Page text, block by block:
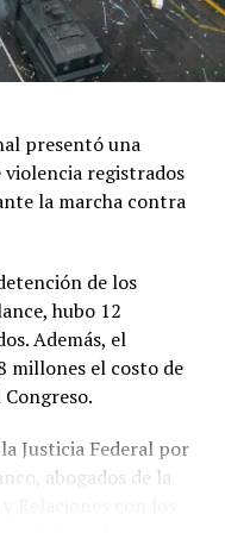
analiza el
además se solicita
obras hasta que
cuestionó el
realizadas en el
una
el organismo
al Estado
prevista para
definitiva del
presentó una
violencia registrados
la marcha contra
de los
hubo 12
Además, el
millones el costo de
Justicia Federal por
abogados de la